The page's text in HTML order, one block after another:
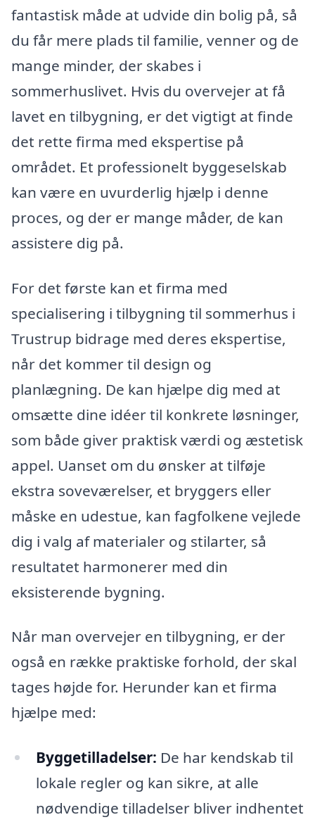
fantastisk måde at udvide din bolig på, så
du får mere plads til familie, venner og de
mange minder, der skabes i
sommerhuslivet. Hvis du overvejer at få
lavet en tilbygning, er det vigtigt at finde
det rette firma med ekspertise på
området. Et professionelt byggeselskab
kan være en uvurderlig hjælp i denne
proces, og der er mange måder, de kan
assistere dig på.
For det første kan et firma med
specialisering i tilbygning til sommerhus i
Trustrup bidrage med deres ekspertise,
når det kommer til design og
planlægning. De kan hjælpe dig med at
omsætte dine idéer til konkrete løsninger,
som både giver praktisk værdi og æstetisk
appel. Uanset om du ønsker at tilføje
ekstra soveværelser, et bryggers eller
måske en udestue, kan fagfolkene vejlede
dig i valg af materialer og stilarter, så
resultatet harmonerer med din
eksisterende bygning.
Når man overvejer en tilbygning, er der
også en række praktiske forhold, der skal
tages højde for. Herunder kan et firma
hjælpe med:
Byggetilladelser: De har kendskab til
lokale regler og kan sikre, at alle
nødvendige tilladelser bliver indhentet